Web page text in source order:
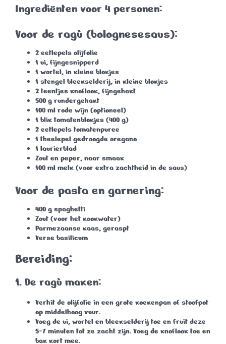
Ingrediënten voor 4 personen:
Voor de ragù (bolognesesaus):
2 eetlepels olijfolie
1 ui, fijngesnipperd
1 wortel, in kleine blokjes
1 stengel bleekselderij, in kleine blokjes
2 teentjes knoflook, fijngehakt
500 g rundergehakt
100 ml rode wijn (optioneel)
1 blik tomatenblokjes (400 g)
2 eetlepels tomatenpuree
1 theelepel gedroogde oregano
1 laurierblad
Zout en peper, naar smaak
100 ml melk (voor extra zachtheid in de saus)
Voor de pasta en garnering:
400 g spaghetti
Zout (voor het kookwater)
Parmezaanse kaas, geraspt
Verse basilicum
Bereiding:
1. De ragù maken:
Verhit de olijfolie in een grote koekenpan of stoofpot
op middelhoog vuur.
Voeg de ui, wortel en bleekselderij toe en fruit deze
5-7 minuten tot ze zacht zijn. Voeg de knoflook toe en
bak kort mee.